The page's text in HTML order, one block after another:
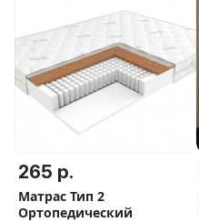
265 р.
Матрас Тип 2
Ортопедический